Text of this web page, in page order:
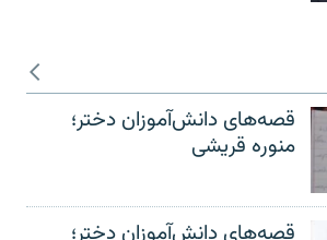
قصه‌های دانش‌آموزان دختر؛
منوره قریشی